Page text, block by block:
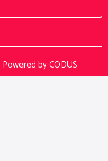
Powered by CODUS